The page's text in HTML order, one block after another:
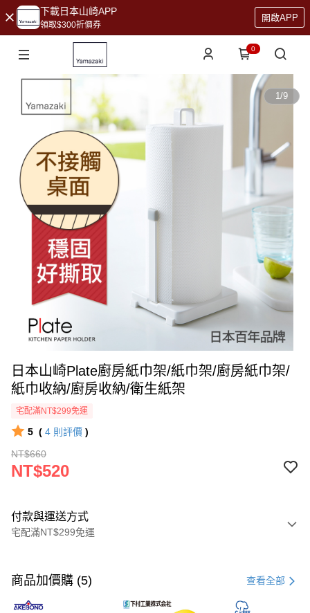
下載日本山崎APP
領取$300折價券
開啟APP
0
1/9
日本山崎Plate廚房紙巾架/紙巾架/廚房紙巾架/
紙巾收納/廚房收納/衛生紙架
宅配滿NT$299免運
5 ( 4 則評價 )
NT$660
NT$520
付款與運送方式
宅配滿NT$299免運
信用卡一次付款
超商取貨付款
商品加價購 (5) 查看全部